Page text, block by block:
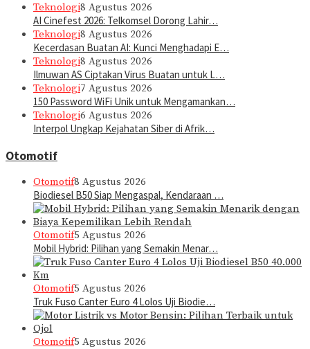
Teknologi8 Agustus 2026
AI Cinefest 2026: Telkomsel Dorong Lahir…
Teknologi8 Agustus 2026
Kecerdasan Buatan AI: Kunci Menghadapi E…
Teknologi8 Agustus 2026
Ilmuwan AS Ciptakan Virus Buatan untuk L…
Teknologi7 Agustus 2026
150 Password WiFi Unik untuk Mengamankan…
Teknologi6 Agustus 2026
Interpol Ungkap Kejahatan Siber di Afrik…
Otomotif
Otomotif8 Agustus 2026
Biodiesel B50 Siap Mengaspal, Kendaraan …
Otomotif5 Agustus 2026
Mobil Hybrid: Pilihan yang Semakin Menar…
Otomotif5 Agustus 2026
Truk Fuso Canter Euro 4 Lolos Uji Biodie…
Otomotif5 Agustus 2026